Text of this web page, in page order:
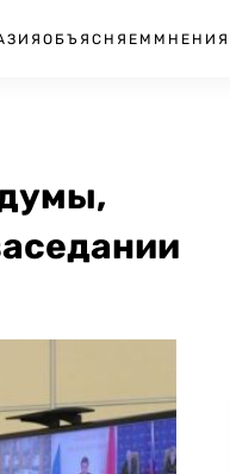
ОБЪЯСНЯЕМ МНЕНИЯ